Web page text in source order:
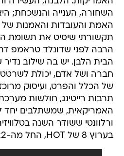
השחורה, הענייה והנשכחת;
האמת והעובדות והאמנות של
תקשורתי שיסיט את תשומת
הרבה לפני שדונלד טראמפ
הבית הלבן. יש בה שילוב
חברה ושל אדם, יכולת
של הכלל והפרט, ועיסוק
תרבות רייטינג, חולשות
האמריקאית, שמשתלבים יחד
ורלוונטי ששודר השנה
בערוץ 8 של HOT, החל מה-22 בינואר).